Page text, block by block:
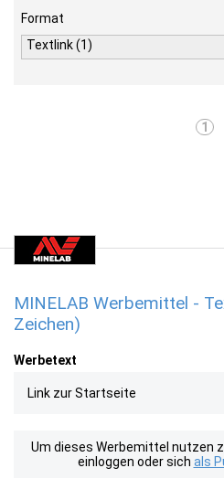
Format
Textlink (1)
1
MINELAB Werbemittel -
Zeichen)
Werbetext
Link zur Startseite
Um dieses Werbemittel nutzen
einloggen oder sich als